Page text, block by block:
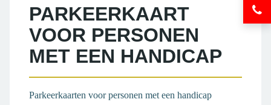
PARKEERKAART
VOOR PERSONEN
MET EEN HANDICAP
Parkeerkaarten voor personen met een handicap